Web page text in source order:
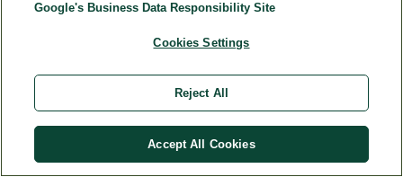
ad
ás
ap
a
Google's Business Data Responsibility Site
Cookies Settings
Reject All
Accept All Cookies